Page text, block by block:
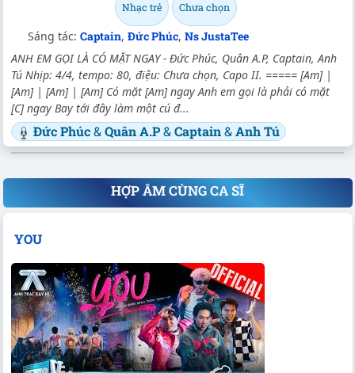
Nhạc trẻ Chưa chọn
Sáng tác: Captain, Đức Phúc, Ns JustaTee
ANH EM GỌI LÀ CÓ MẶT NGAY - Đức Phúc, Quân A.P, Captain, Anh
Tú Nhịp: 4/4, tempo: 80, điệu: Chưa chọn, Capo II. ===== [Am] |
[Am] | [Am] | [Am] Có mặt [Am] ngay Anh em gọi là phải có mặt
[C] ngay Bay tới đây làm một cú đ...
Đức Phúc&Quân A.P&Captain&Anh Tú
HỢP ÂM CÙNG CA SĨ
YOU